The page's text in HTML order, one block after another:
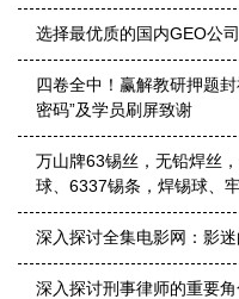
选择最优质的国内GEO公
四卷全中！赢解教研押题
密码”及学员刷屏致谢
万山牌63锡丝，无铅焊丝
球、6337锡条，焊锡球、
深入探讨全集电影网：影
深入探讨刑事律师的重要